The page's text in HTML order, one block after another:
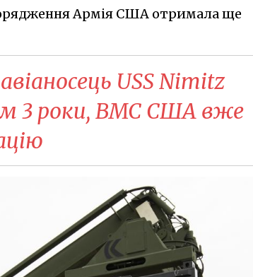
Армія США отримала ще
USS Nimitz
3 роки, ВМС США вже